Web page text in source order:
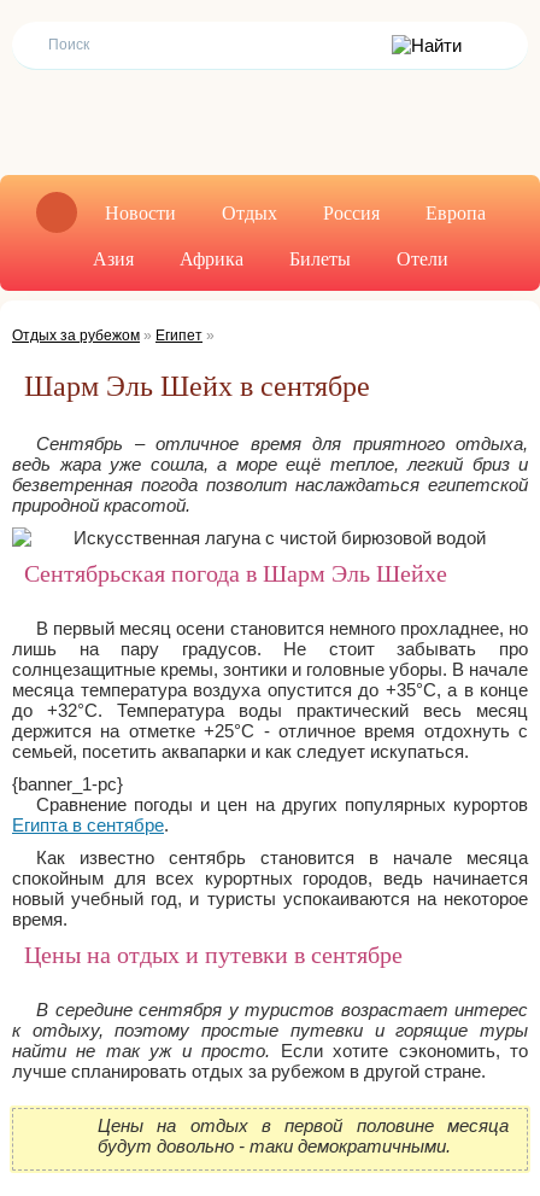
Новости Отдых Россия Европа
Азия Африка Билеты Отели
Отдых за рубежом » Египет »
Шарм Эль Шейх в сентябре
Сентябрь – отличное время для приятного отдыха,
ведь жара уже сошла, а море ещё теплое, легкий бриз и
безветренная погода позволит наслаждаться египетской
природной красотой.
Сентябрьская погода в Шарм Эль Шейхе
В первый месяц осени становится немного прохладнее, но
лишь на пару градусов. Не стоит забывать про
солнцезащитные кремы, зонтики и головные уборы. В начале
месяца температура воздуха опустится до +35°C, а в конце
до +32°C. Температура воды практический весь месяц
держится на отметке +25°C - отличное время отдохнуть с
семьей, посетить аквапарки и как следует искупаться.
{banner_1-pc}
Сравнение погоды и цен на других популярных курортов
Египта в сентябре.
Как известно сентябрь становится в начале месяца
спокойным для всех курортных городов, ведь начинается
новый учебный год, и туристы успокаиваются на некоторое
время.
Цены на отдых и путевки в сентябре
В середине сентября у туристов возрастает интерес
к отдыху, поэтому простые путевки и горящие туры
найти не так уж и просто. Если хотите сэкономить, то
лучше спланировать отдых за рубежом в другой стране.
Цены на отдых в первой половине месяца
будут довольно - таки демократичными.